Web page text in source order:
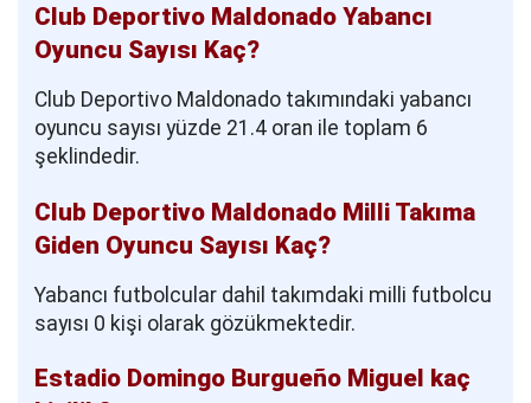
Club Deportivo Maldonado Yabancı
Oyuncu Sayısı Kaç?
Club Deportivo Maldonado takımındaki yabancı
oyuncu sayısı yüzde 21.4 oran ile toplam 6
şeklindedir.
Club Deportivo Maldonado Milli Takıma
Giden Oyuncu Sayısı Kaç?
Yabancı futbolcular dahil takımdaki milli futbolcu
sayısı 0 kişi olarak gözükmektedir.
Estadio Domingo Burgueño Miguel kaç